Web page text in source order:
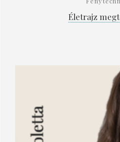
Életrajz